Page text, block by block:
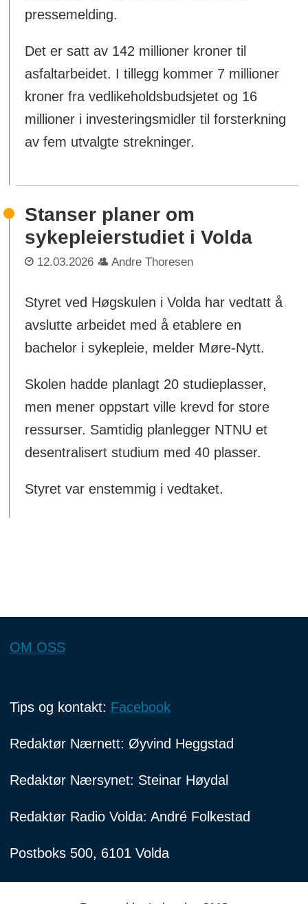
pressemelding.
Det er satt av 142 millioner kroner til
asfaltarbeidet. I tillegg kommer 7 millioner
kroner fra vedlikeholdsbudsjetet og 16
millioner i investeringsmidler til forsterkning
av fem utvalgte strekninger.
Stanser planer om
sykepleierstudiet i Volda
12.03.2026 Andre Thoresen
Styret ved Høgskulen i Volda har vedtatt å
avslutte arbeidet med å etablere en
bachelor i sykepleie, melder Møre-Nytt.
Skolen hadde planlagt 20 studieplasser,
men mener oppstart ville krevd for store
ressurser. Samtidig planlegger NTNU et
desentralisert studium med 40 plasser.
Styret var enstemmig i vedtaket.
OM OSS
Tips og kontakt: Facebook
Redaktør Nærnett: Øyvind Heggstad
Redaktør Nærsynet: Steinar Høydal
Redaktør Radio Volda: André Folkestad
Postboks 500, 6101 Volda